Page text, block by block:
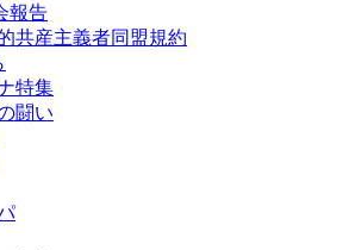
報告
共産主義者同盟規約
特集
闘い